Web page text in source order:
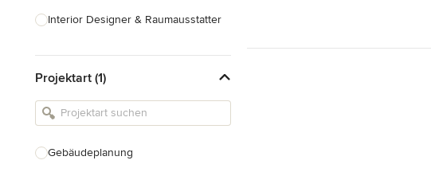
Interior Designer & Raumausstatter
Landschaftsarchitekten
Armaturen & Sanitärbedarf
Einbauschränke
Projektart (1)
Gebäudeplanung